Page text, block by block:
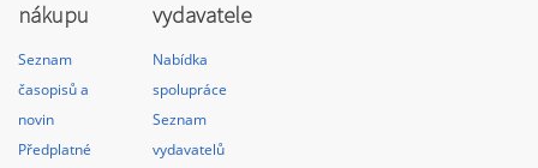
nákupu
Seznam
časopisů a
novin
Předplatné
vydavatele
Nabídka
spolupráce
Seznam
vydavatelů